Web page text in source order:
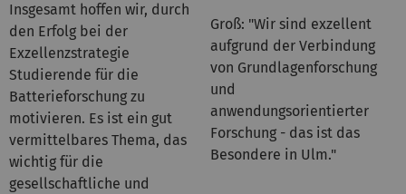
Insgesamt hoffen wir, durch
den Erfolg bei der
Exzellenzstrategie
Studierende für die
Batterieforschung zu
motivieren. Es ist ein gut
vermittelbares Thema, das
wichtig für die
gesellschaftliche und
Groß: "Wir sind exzellent
aufgrund der Verbindung
von Grundlagenforschung
und
anwendungsorientierter
Forschung - das ist das
Besondere in Ulm."